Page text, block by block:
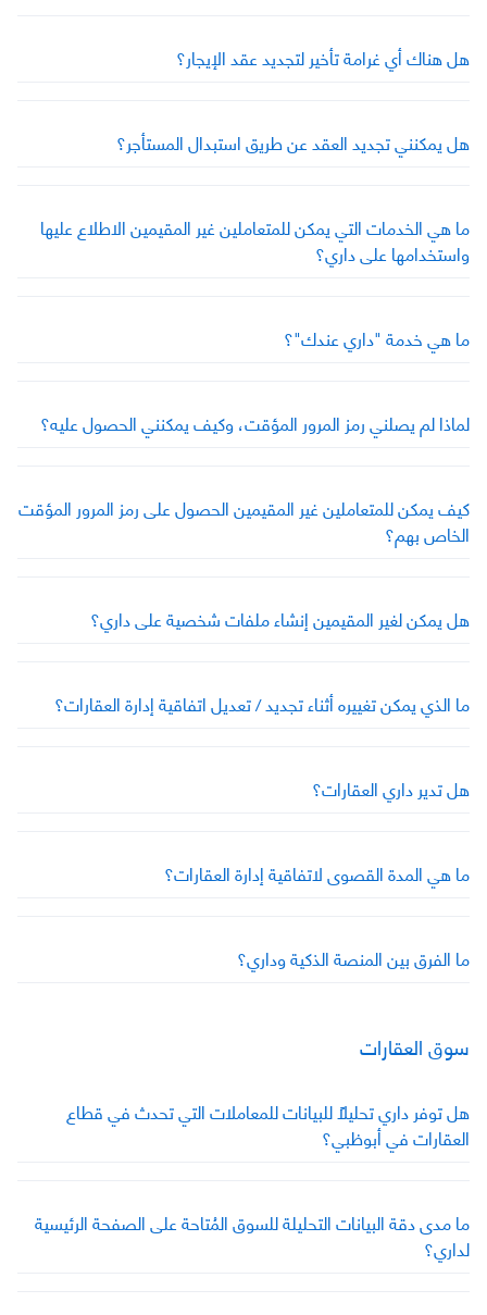
هل هناك أي غرامة تأخير لتجديد عقد الإيجار؟
هل يمكنني تجديد العقد عن طريق استبدال المستأجر؟
ما هي الخدمات التي يمكن للمتعاملين غير المقيمين الاطلاع عليها
واستخدامها على داري؟
ما هي خدمة "داري عندك"؟
لماذا لم يصلني رمز المرور المؤقت، وكيف يمكنني الحصول عليه؟
كيف يمكن للمتعاملين غير المقيمين الحصول على رمز المرور المؤقت
الخاص بهم؟
هل يمكن لغير المقيمين إنشاء ملفات شخصية على داري؟
ما الذي يمكن تغييره أثناء تجديد / تعديل اتفاقية إدارة العقارات؟
هل تدير داري العقارات؟
ما هي المدة القصوى لاتفاقية إدارة العقارات؟
ما الفرق بين المنصة الذكية وداري؟
سوق العقارات
هل توفر داري تحليلاً للبيانات للمعاملات التي تحدث في قطاع
العقارات في أبوظبي؟
ما مدى دقة البيانات التحليلة للسوق المُتاحة على الصفحة الرئيسية
لداري؟